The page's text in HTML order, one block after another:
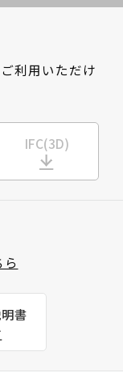
利用いただけ
IFC(3D)
書